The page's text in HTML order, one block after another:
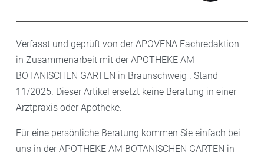
Verfasst und geprüft von der APOVENA Fachredaktion
in Zusammenarbeit mit der APOTHEKE AM
BOTANISCHEN GARTEN in Braunschweig . Stand
11/2025. Dieser Artikel ersetzt keine Beratung in einer
Arztpraxis oder Apotheke.
Für eine persönliche Beratung kommen Sie einfach bei
uns in der APOTHEKE AM BOTANISCHEN GARTEN in